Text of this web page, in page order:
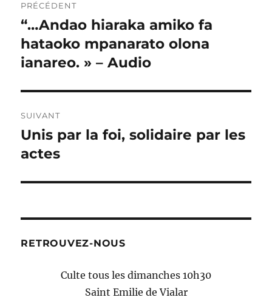
de
l’article
PRÉCÉDENT
Publication
précédente :
“…Andao hiaraka amiko fa
hataoko mpanarato olona
ianareo. » – Audio
SUIVANT
Publication
suivante :
Unis par la foi, solidaire par les
actes
RETROUVEZ-NOUS
Culte tous les dimanches 10h30
Saint Emilie de Vialar